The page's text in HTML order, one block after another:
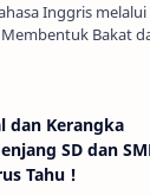
Inggris melalui
Bakat
telah menjadi
berbagai
dan Kerangka
SD dan
Tahu !